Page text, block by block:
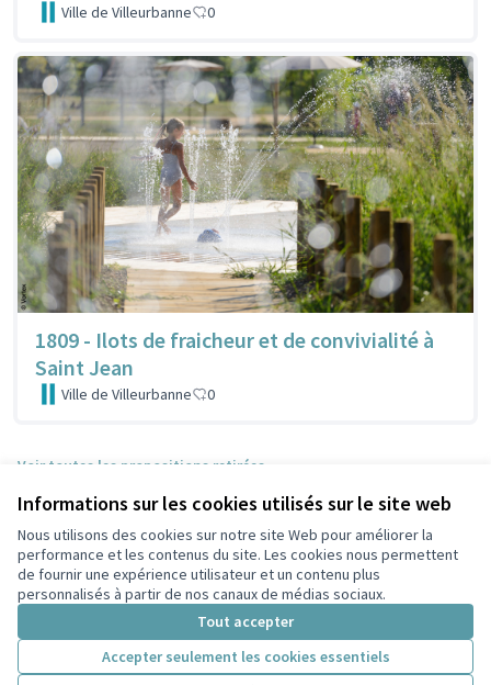
Informations sur les cookies utilisés sur le site web
Nous utilisons des cookies sur notre site Web pour améliorer la
performance et les contenus du site. Les cookies nous permettent
de fournir une expérience utilisateur et un contenu plus
personnalisés à partir de nos canaux de médias sociaux.
Tout accepter
Accepter seulement les cookies essentiels
Ville de Villeurbanne 0
1809 - Ilots de fraicheur et de convivialité à
Saint Jean
Ville de Villeurbanne 0
Voir toutes les propositions retirées
Conditions d'utilisation
Paramètres des cookies
Participez Villeurbanne sur X
(Lien externe)
Participez Villeurbanne sur Facebook
Participez Villeurbanne sur Instagram
Participez Villeurbanne sur YouTube
(Lien externe)
Licence
(Lien